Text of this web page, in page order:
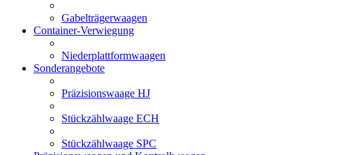
Gabelträgerwaagen
Container-Verwiegung
Niederplattformwaagen
Sonderangebote
Präzisionswaage HJ
Stückzählwaage ECH
Stückzählwaage SPC